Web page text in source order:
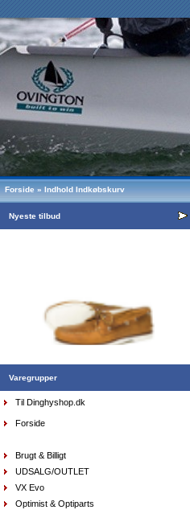
Forside » Indhold Indkøbskurv
Nyeste tilbud
DKK1.298,00
Varegrupper
Til Dinghyshop.dk
Forside
Brugt & Billigt
UDSALG/OUTLET
VX Evo
Optimist & Optiparts